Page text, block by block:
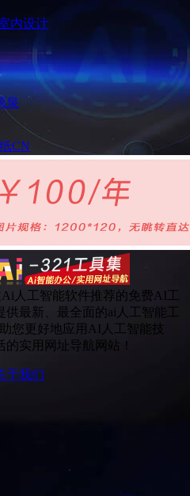
内设计
泉
CN
人工智能软件推荐的免费AI工
最新、最全面的ai人工智能工
您更好地应用AI人工智能技
实用网址导航网站！
于我们